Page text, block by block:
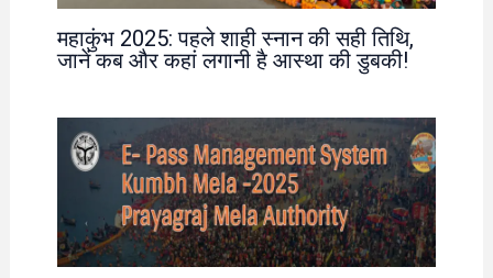
महाकुंभ 2025: पहले शाही स्नान की सही तिथि,
जानें कब और कहां लगानी है आस्था की डुबकी!